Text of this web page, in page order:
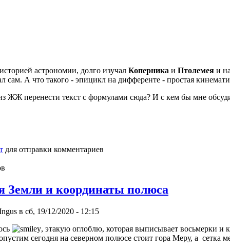
астрономии, долго изучал Коперника и Птолемея и
сам. А что такого - эпицикл на дифференте - простая
ЖЖ перенести текст с формулами сюда? И с кем бы мне
для отправки комментариев
Земли и координаты полюса
в сб, 19/12/2020 - 12:15
, этакую оглоблю, которая выписывает восьмерки и
сегодня на северном полюсе стоит гора Меру, а сетка